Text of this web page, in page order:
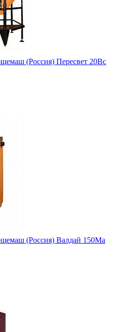
(Россия) Пересвет 20Вс
(Россия) Валдай 150Ма